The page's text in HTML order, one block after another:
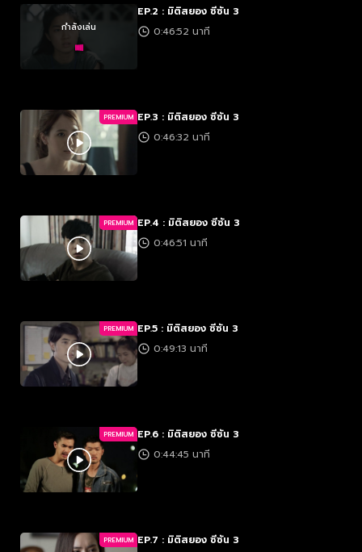
กำลังเล่น
EP.2 : มิติสยอง ซีซัน 3
0:46:52 นาที
PREMIUM EP.3 : มิติสยอง ซีซัน 3
0:46:32 นาที
PREMIUM EP.4 : มิติสยอง ซีซัน 3
0:46:51 นาที
PREMIUM EP.5 : มิติสยอง ซีซัน 3
0:49:13 นาที
PREMIUM EP.6 : มิติสยอง ซีซัน 3
0:44:45 นาที
PREMIUM EP.7 : มิติสยอง ซีซัน 3